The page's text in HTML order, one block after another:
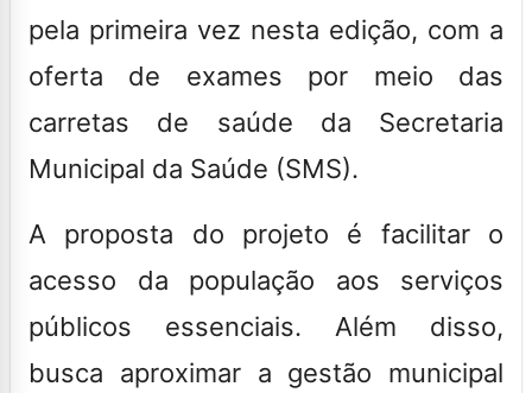
pela primeira vez nesta edição, com a
oferta de exames por meio das
carretas de saúde da Secretaria
Municipal da Saúde (SMS).
A proposta do projeto é facilitar o
acesso da população aos serviços
públicos essenciais. Além disso,
busca aproximar a gestão municipal